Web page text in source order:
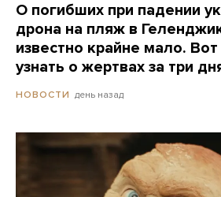
О погибших при падении
дрона на пляж в
известно крайне мало.
узнать о жертвах за три
НОВОСТИ день назад